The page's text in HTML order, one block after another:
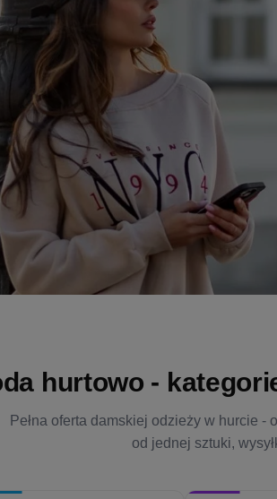
hurtowo -
Pełna oferta damskiej odzieży w hurcie
od jednej sztuki,